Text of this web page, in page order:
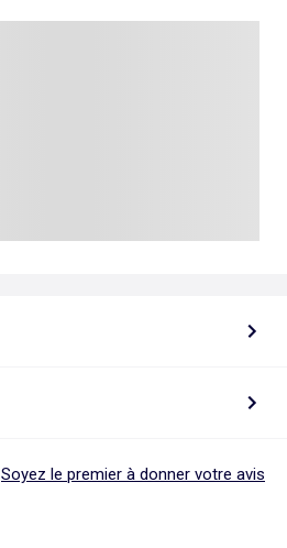
Soyez le premier à donner votre avis